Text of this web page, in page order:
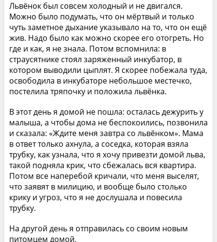
Львёнок был совсем холодный и не двигался.
Можно было подумать, что он мёртвый и только
чуть заметное дыхание указывало на то, что он ещё
жив. Надо было как можно скорее его отогреть. Но
где и как, я не знала. Потом вспомнила: в
страусятнике стоял заряженный инкубатор, в
котором выводили цыплят. Я скорее побежала туда,
освободила в инкубаторе небольшое местечко,
постелила тряпочку и положила львёнка.
В этот день я домой не пошла: осталась дежурить у
малыша, а чтобы дома не беспокоились, позвонила
и сказала: «Ждите меня завтра со львёнком». Мама
в ответ только ахнула, а соседка, которая взяла
трубку, как узнала, что я хочу привезти домой льва,
такой подняла крик, что сбежалась вся квартира.
Потом все наперебой кричали, что меня выселят,
что заявят в милицию, и вообще было столько
крику и угроз, что я не дослушала и повесила
трубку.
На другой день я отправилась со своим новым
питомцем домой.